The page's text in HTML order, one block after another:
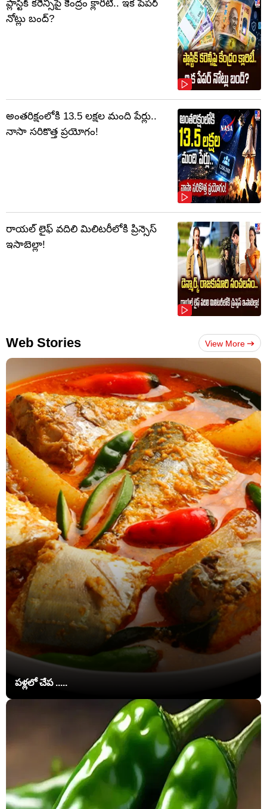
ప్లాస్టిక్‌ కరెన్సీపై కేంద్రం క్లారిటీ.. ఇక పేపర్‌
నోట్లు బంద్‌?
అంతరిక్షంలోకి 13.5 లక్షల మంది పేర్లు..
నాసా సరికొత్త ప్రయోగం!
రాయల్ లైఫ్ వదిలి మిలిటరీలోకి ప్రిన్సెస్
ఇసాబెల్లా!
Web Stories View More
పళ్లలో చేప .....